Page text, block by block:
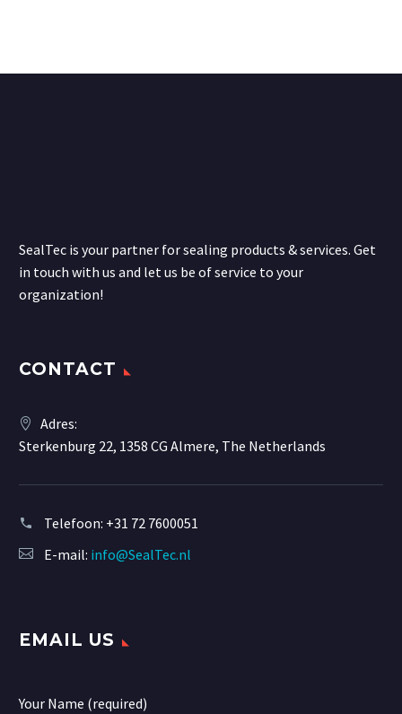
SealTec is your partner for sealing products & services. Get
in touch with us and let us be of service to your
organization!
CONTACT
Adres:
Sterkenburg 22, 1358 CG Almere, The Netherlands
Telefoon: +31 72 7600051
E-mail: info@SealTec.nl
EMAIL US
Your Name (required)